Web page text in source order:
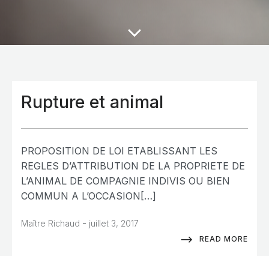
Rupture et animal
PROPOSITION DE LOI ETABLISSANT LES
REGLES D’ATTRIBUTION DE LA PROPRIETE DE
L’ANIMAL DE COMPAGNIE INDIVIS OU BIEN
COMMUN A L’OCCASION[…]
Maître Richaud - juillet 3, 2017
READ MORE